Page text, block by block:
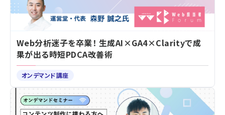
Web分析迷子を卒業！ 生成AI×GA4×Clarityで成
果が出る時短PDCA改善術
オンデマンド講座